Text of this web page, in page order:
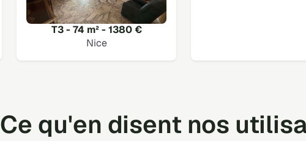
T3 - 74 m² - 1380 €
Nice
Ce qu'en disent nos